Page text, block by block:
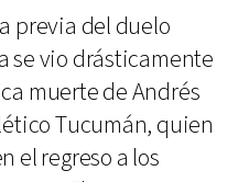
previa del duelo
se vio drásticamente
muerte de Andrés
Tucumán, quien
el regreso a los